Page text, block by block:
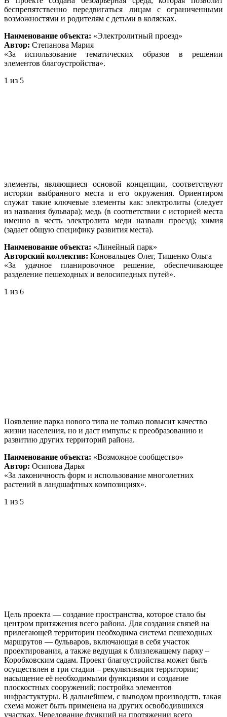
беспрепятственно передвигаться лицам с ограниченными
возможностями и родителям с детьми в колясках.
Наименование объекта: «Электролитный проезд»
Автор: Степанова Мария
«За использование тематических образов в решении
элементов благоустройства».
1 из 5
элементы, являющиеся основой концепции, соответствуют
истории выбранного места и его окружения. Ориентиром
служат такие ключевые элементы как: электролиты (следует
из названия бульвара); медь (в соответствии с историей места
именно в честь электролита меди назвали проезд); химия
(задает общую специфику развития места).
Наименование объекта: «Линейный парк»
Авторский коллектив: Коновальцев Олег, Тищенко Ольга
«За удачное планировочное решение, обеспечивающее
разделение пешеходных и велосипедных путей».
1 из 6
Появление парка нового типа не только повысит качество
жизни населения, но и даст импульс к преобразованию и
развитию других территорий района.
Наименование объекта: «Возможное сообщество»
Автор: Осипова Дарья
«За лаконичность форм и использование многолетних
растений в ландшафтных композициях».
1 из 5
Цель проекта — создание пространства, которое стало бы
центром притяжения всего района. Для создания связей на
прилегающей территории необходима система пешеходных
маршрутов — бульваров, включающая в себя участок
проектирования, а также ведущая к близлежащему парку –
Коробковским садам. Проект благоустройства может быть
осуществлен в три стадии – рекультивация территории;
насыщение её необходимыми функциями и создание
плоскостных сооружений; постройка элементов
инфрастуктуры. В дальнейшем, с выводом производств, такая
схема может быть применена на других освободившихся
участках. Чередование функций на протяжении всего